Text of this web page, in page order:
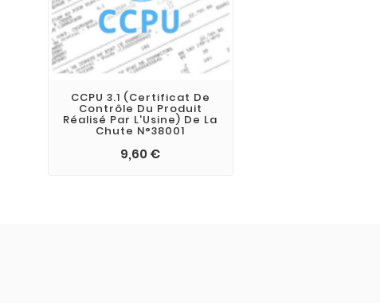
CCPU 3.1 (Certificat De
Contrôle Du Produit
Réalisé Par L'Usine) De La
Chute N°38001
9,60 €